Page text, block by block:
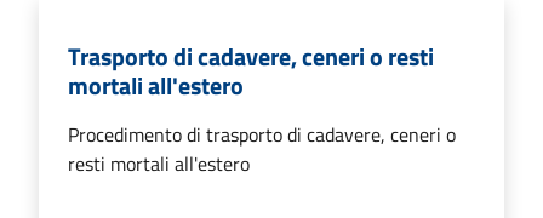
Trasporto di cadavere, ceneri o resti
mortali all'estero
Procedimento di trasporto di cadavere, ceneri o
resti mortali all'estero